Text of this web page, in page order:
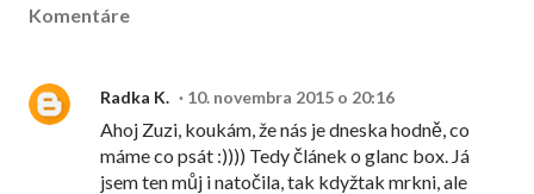
Komentáre
Radka K. 10. novembra 2015 o 20:16
Ahoj Zuzi, koukám, že nás je dneska hodně, co
máme co psát :)))) Tedy článek o glanc box. Já
jsem ten můj i natočila, tak kdyžtak mrkni, ale